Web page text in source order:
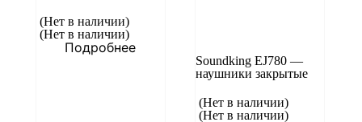
(Нет в наличии)
(Нет в наличии)
Подробнее
Soundking EJ780 —
наушники закрытые
(Нет в наличии)
(Нет в наличии)